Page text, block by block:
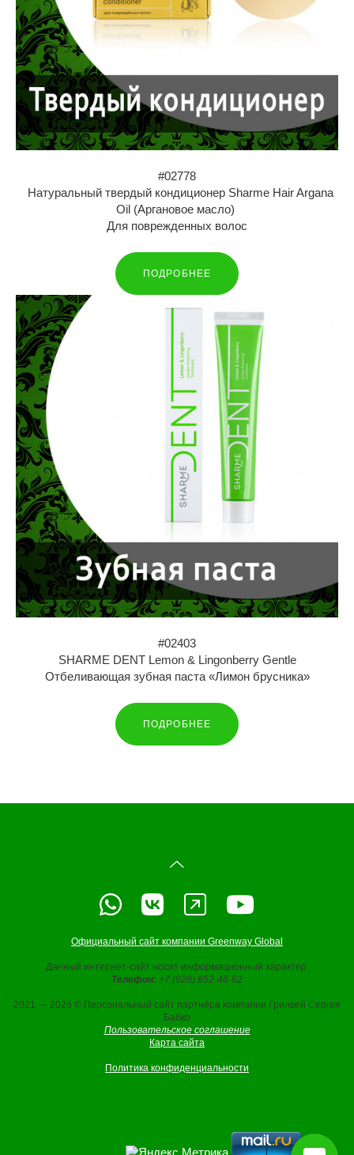
#02778
Натуральный твердый кондиционер Sharme Hair Argana
Oil (Аргановое масло)
Для поврежденных волос
ПОДРОБНЕЕ
#02403
SHARME DENT Lemon & Lingonberry Gentle
Отбеливающая зубная паста «Лимон брусника»
ПОДРОБНЕЕ
Официальный сайт компании Greenway Global
Данный интернет-сайт носит информационный характер.
Телефон: +7 (926) 652-46-62
2021 — 2026 © Персональный сайт партнёра компании Гринвей Сергея
Бабко
Пользовательское соглашение
Карта сайта
Политика конфиденциальности